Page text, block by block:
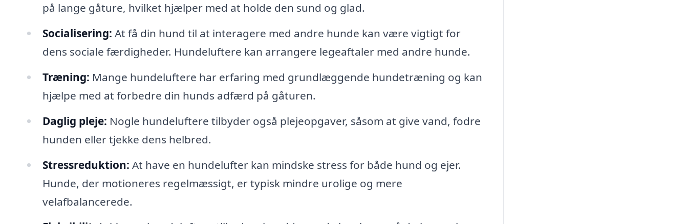
på lange gåture, hvilket hjælper med at holde den sund og glad.
Socialisering: At få din hund til at interagere med andre hunde kan være vigtigt for
dens sociale færdigheder. Hundeluftere kan arrangere legeaftaler med andre hunde.
Træning: Mange hundeluftere har erfaring med grundlæggende hundetræning og kan
hjælpe med at forbedre din hunds adfærd på gåturen.
Daglig pleje: Nogle hundeluftere tilbyder også plejeopgaver, såsom at give vand, fodre
hunden eller tjekke dens helbred.
Stressreduktion: At have en hundelufter kan mindske stress for både hund og ejer.
Hunde, der motioneres regelmæssigt, er typisk mindre urolige og mere
velafbalancerede.